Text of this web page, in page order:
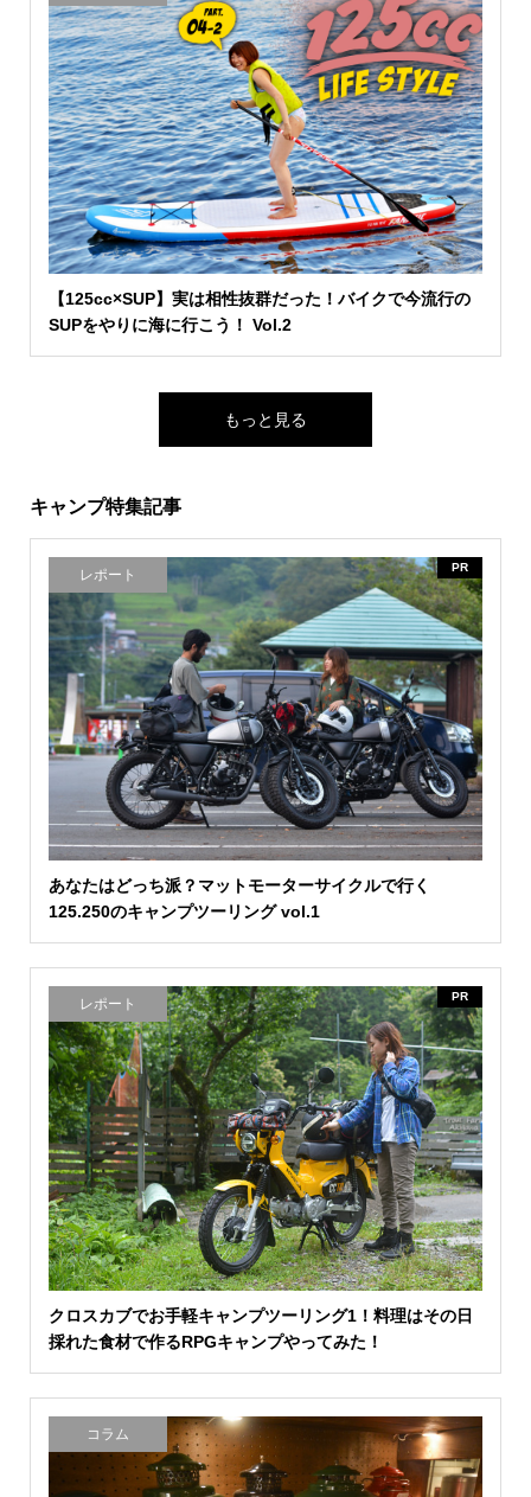
【125cc×SUP】実は相性抜群だった！バイクで今流行の
SUPをやりに海に行こう！ Vol.2
もっと見る
キャンプ特集記事
レポート PR
あなたはどっち派？マットモーターサイクルで行く
125.250のキャンプツーリング vol.1
レポート PR
クロスカブでお手軽キャンプツーリング1！料理はその日
採れた食材で作るRPGキャンプやってみた！
コラム